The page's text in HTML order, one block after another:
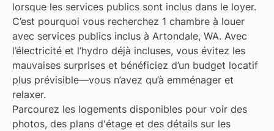
lorsque les services publics sont inclus dans le loyer.
C’est pourquoi vous recherchez 1 chambre à louer
avec services publics inclus à Artondale, WA. Avec
l’électricité et l’hydro déjà incluses, vous évitez les
mauvaises surprises et bénéficiez d’un budget locatif
plus prévisible—vous n’avez qu’à emménager et
relaxer.
Parcourez les logements disponibles pour voir des
photos, des plans d'étage et des détails sur les